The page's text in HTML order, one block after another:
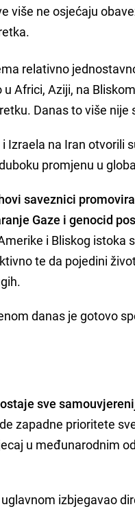
više ne osjećaju
relativno
Africi, Aziji, na
Danas to više nije
Izraela na Iran otvorili
promjenu u
saveznici
Gaze i genocid
i Bliskog istoka
te da pojedini
danas je gotovo
sve
zapadne prioritete
u međunarodnim
izbjegavao